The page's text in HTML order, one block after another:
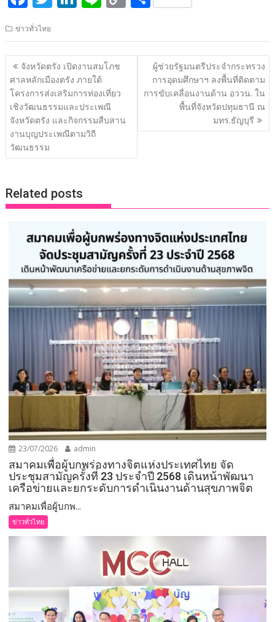
ac
e
b
o
o
k
itt
er
k
e
dI
n
e p
y
ar
e
ข่าวทั่วไทย
แนะแนว
เรื่อง
จังหวัดตรัง เปิดงานสมโภช
ศาลหลักเมืองตรัง ภายใต้
โครงการส่งเสริมการท่องเที่ยว
เชิงวัฒนธรรมและประเพณี
จังหวัดตรัง และกิจกรรมสืบสาน
งานบุญประเพณีตามวิถี
วัฒนธรรม
ผู้ช่วยรัฐมนตรีประจำกระทรวง
การอุดมศึกษาฯ ลงพื้นที่ติดตาม
การขับเคลื่อนงานด้าน อววน. ใน
พื้นที่จังหวัดปทุมธานี ณ
มทร.ธัญบุรี
Related posts
23/07/2026 admin
สมาคมเพื่อผู้บกพร่องทางจิตแห่งประเทศไทย จัด
ประชุมสามัญครั้งที่ 23 ประจำปี 2568 เดินหน้าพัฒนา
เครือข่ายและยกระดับการดำเนินงานด้านสุขภาพจิต
สมาคมเพื่อผู้บกพ...
ข่าวทั่วไทย